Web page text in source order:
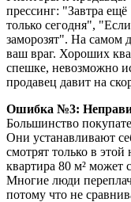
прессинг: "Завтра
только сегодня",
заморозят". На
ваш враг. Хороших
спешке, невозможно
продавец давит на
Ошибка №3:
Большинство
Они устанавливают
смотрят только в
квартира 80 м² может
Многие люди
потому что не